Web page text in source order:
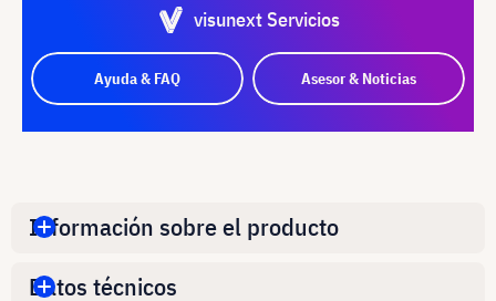
visunext Servicios
Ayuda & FAQ Asesor & Noticias
Información sobre el producto
Datos técnicos